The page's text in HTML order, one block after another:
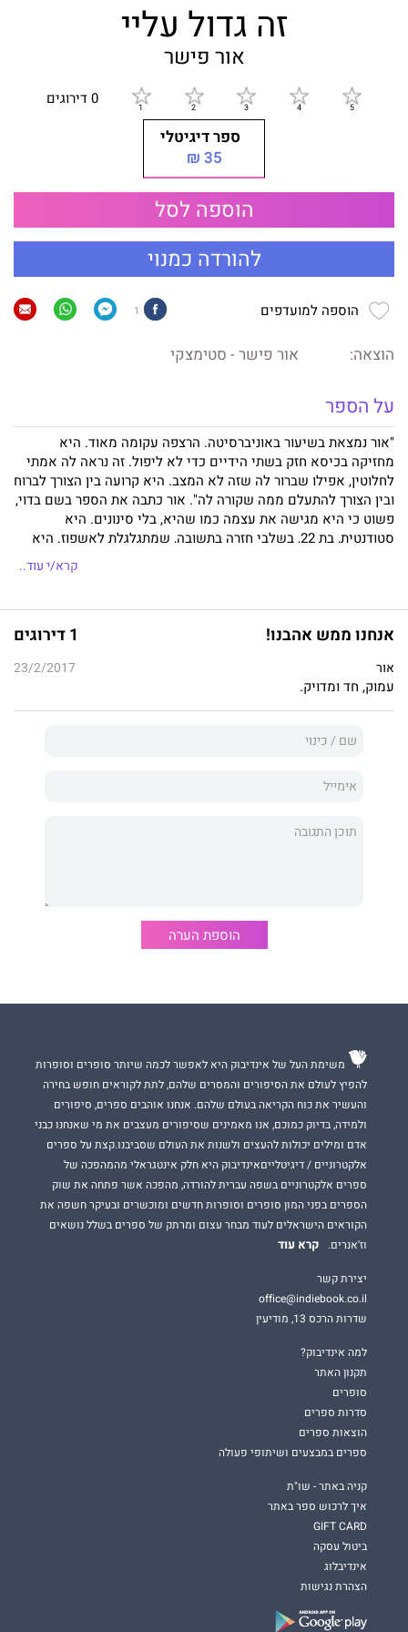
זה גדול עליי
אור פישר
0 דירוגים
ספר דיגיטלי
35 ₪
הוספה לסל
להורדה כמנוי
הוספה למועדפים 1
הוצאה: אור פישר - סטימצקי
על הספר
"אור נמצאת בשיעור באוניברסיטה. הרצפה עקומה מאוד. היא
מחזיקה בכיסא חזק בשתי הידיים כדי לא ליפול. זה נראה לה אמתי
לחלוטין, אפילו שברור לה שזה לא המצב. היא קרועה בין הצורך לברוח
ובין הצורך להתעלם ממה שקורה לה". אור כתבה את הספר בשם בדוי,
פשוט כי היא מגישה את עצמה כמו שהיא, בלי סינונים. היא
סטודנטית, בת 22, בשלבי חזרה בתשובה, שמתגלגלת לאשפוז. היא
מספרת על חוויות מהעבר, על סודות וגם סיפורים שרודפים אותה עד
היום, אפילו סיפור אהבה קטן ולא לגמרי ברור בין כותלי בית החולים.
קרא/י עוד..
אנחנו ממש אהבנו! 1 דירוגים
אור 23/2/2017
עמוק, חד ומדויק.
הוספת הערה
משימת העל של אינדיבוק היא לאפשר לכמה שיותר סופרים וסופרות
להפיץ לעולם את הסיפורים והמסרים שלהם, לתת לקוראים חופש בחירה
והעשיר את כוח הקריאה בעולם שלהם. אנחנו אוהבים ספרים, סיפורים
ולמידה, בדיוק כמוכם, אנו מאמינים שסיפורים מעצבים את מי שאנחנו כבני
אדם ומילים יכולות להעצים ולשנות את העולם שסביבנו.קצת על ספרים
אלקטרוניים / דיגיטלייםאינדיבוק היא חלק אינטגראלי מהמהפכה של
ספרים אלקטרוניים בשפה עברית להורדה, מהפכה אשר פתחה את שוק
הספרים בפני המון סופרים וסופרות חדשים ומוכשרים ובעיקר חשפה את
הקוראים הישראלים לעוד מבחר עצום ומרתק של ספרים בשלל נושאים
וז'אנרים.
קרא עוד
יצירת קשר
office@indiebook.co.il
שדרות הרכס 13, מודיעין
למה אינדיבוק?
תקנון האתר
סופרים
סדרות ספרים
הוצאות ספרים
ספרים במבצעים ושיתופי פעולה
קניה באתר - שו"ת
איך לרכוש ספר באתר
GIFT CARD
ביטול עסקה
אינדיבלוג
הצהרת נגישות